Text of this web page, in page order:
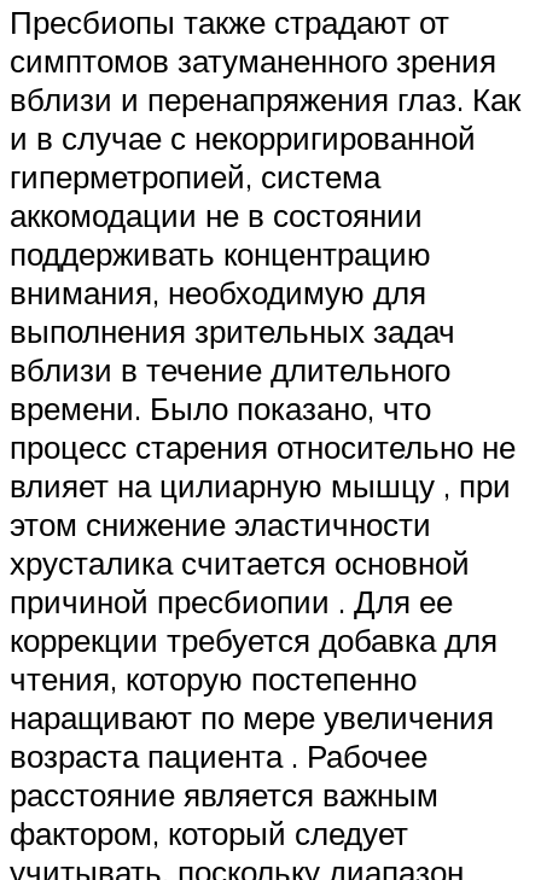
Пресбиопы также страдают от
симптомов затуманенного зрения
вблизи и перенапряжения глаз. Как
и в случае с некорригированной
гиперметропией, система
аккомодации не в состоянии
поддерживать концентрацию
внимания, необходимую для
выполнения зрительных задач
вблизи в течение длительного
времени. Было показано, что
процесс старения относительно не
влияет на цилиарную мышцу , при
этом снижение эластичности
хрусталика считается основной
причиной пресбиопии . Для ее
коррекции требуется добавка для
чтения, которую постепенно
наращивают по мере увеличения
возраста пациента . Рабочее
расстояние является важным
фактором, который следует
учитывать, поскольку диапазон